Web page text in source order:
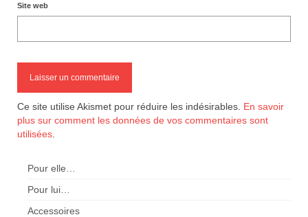
Site web
Ce site utilise Akismet pour réduire les indésirables. En savoir
plus sur comment les données de vos commentaires sont
utilisées
Pour elle…
Pour lui…
Accessoires